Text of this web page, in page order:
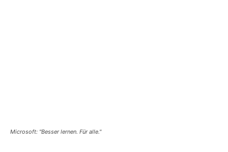
Microsoft: "Besser lernen. Für alle."